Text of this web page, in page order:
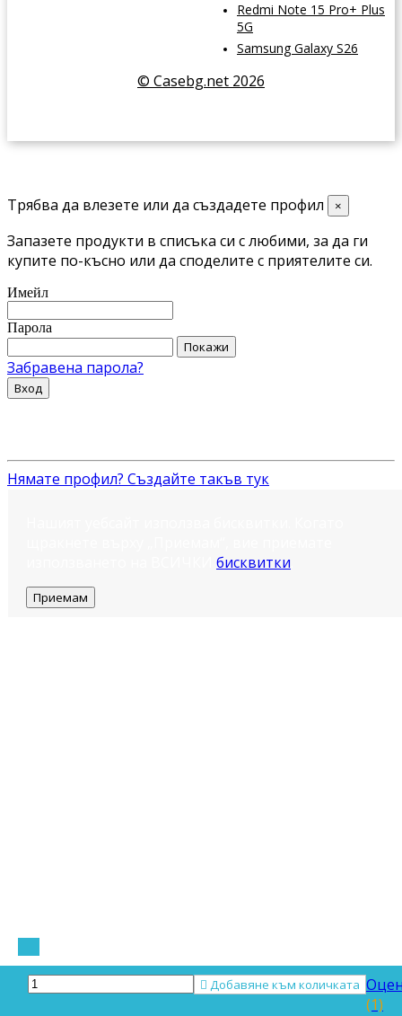
 Добавяне към количката
(1)
Redmi Note 15 Pro+ Plus
5G
Samsung Galaxy S26
© Casebg.net 2026
Трябва да влезете или да създадете профил ×
Запазете продукти в списъка си с любими, за да ги
купите по-късно или да споделите с приятелите си.
Имейл
Парола
Покажи
Забравена парола?
Вход
Нямате профил? Създайте такъв тук
бисквитки
Приемам